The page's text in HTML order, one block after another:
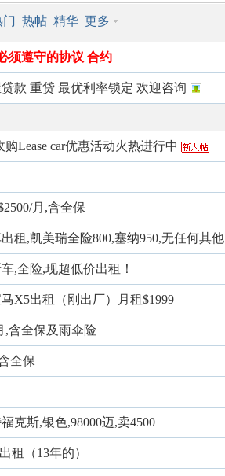
门 热帖 精华 更多
须遵守的协议 合约
款 重贷 最优利率锁定 欢迎咨询
Lease car优惠活动火热进行中
月,含全保
租,凯美瑞全险800,塞纳950,无任何其
,全险,现超低价出租！
X5出租（刚出厂）月租$1999
,含全保及雨伞险
全保
克斯,银色,98000迈,卖4500
租（13年的）